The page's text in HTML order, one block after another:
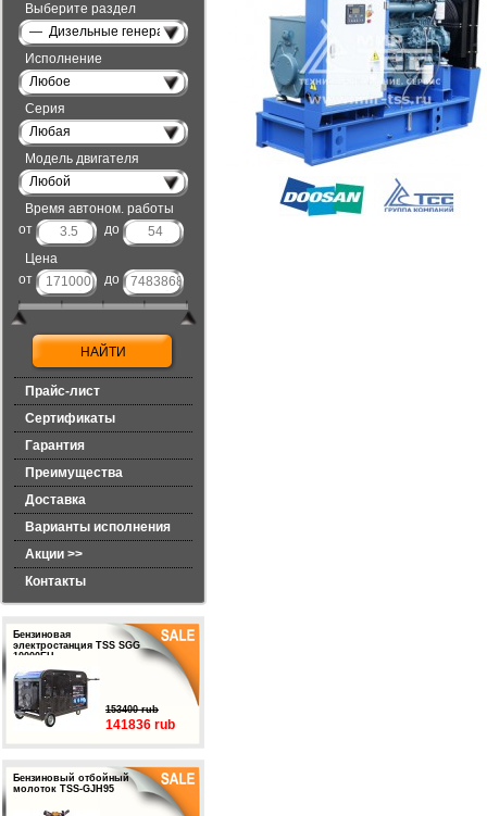
Выберите раздел
— Дизельные генераторы открытого исполнения
Исполнение
Любое
Серия
Любая
Модель двигателя
Любой
Время автоном. работы
от
до
Цена
от
до
Прайс-лист
Сертификаты
Гарантия
Преимущества
Доставка
Варианты исполнения
Акции >>
Контакты
Бензиновая
электростанция TSS SGG
10000EH
153400 rub
141836 rub
Бензиновый отбойный
молоток TSS-GJH95